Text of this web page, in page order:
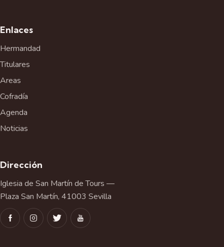
v
n
t
Enlaces
Hermandad
Titulares
Areas
Cofradía
Agenda
Noticias
Dirección
Iglesia de San Martín de Tours —
Plaza San Martín, 41003 Sevilla